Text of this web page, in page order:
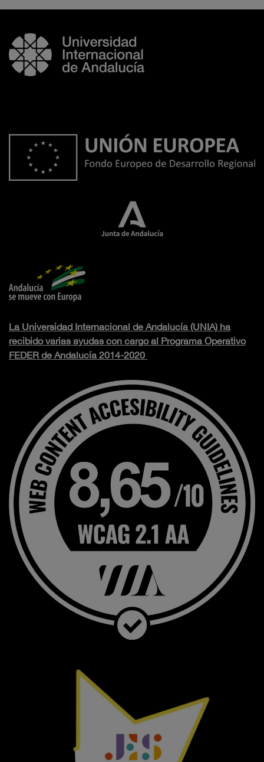
La Universidad Internacional de Andalucía (UNIA) ha
recibido varias ayudas con cargo al Programa Operativo
FEDER de Andalucía 2014-2020